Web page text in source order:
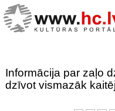
Informācija par zaļo
dzīvot vismazāk